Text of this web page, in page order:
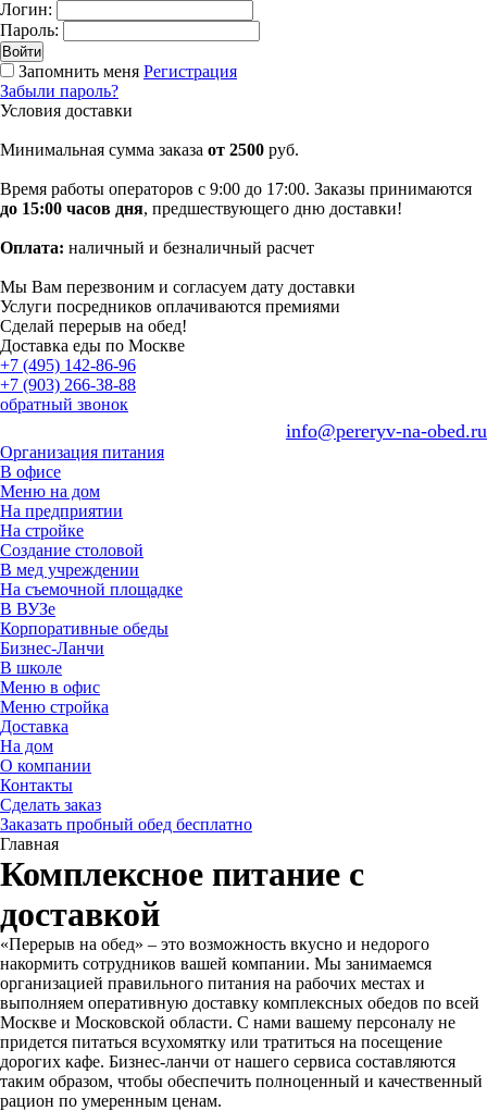
Логин:
Пароль:
Запомнить меня Регистрация
Забыли пароль?
Условия доставки
Минимальная сумма заказа от 2500 руб.
Время работы операторов с 9:00 до 17:00. Заказы принимаются
до 15:00 часов дня, предшествующего дню доставки!
Оплата: наличный и безналичный расчет
Мы Вам перезвоним и согласуем дату доставки
Услуги посредников оплачиваются премиями
Сделай перерыв на обед!
Доставка еды по Москве
+7 (495) 142-86-96
+7 (903) 266-38-88
обратный звонок
info@pereryv-na-obed.ru
Организация питания
В офисе
Меню на дом
На предприятии
На стройке
Создание столовой
В мед учреждении
На съемочной площадке
В ВУЗе
Корпоративные обеды
Бизнес-Ланчи
В школе
Меню в офис
Меню стройка
Доставка
На дом
О компании
Контакты
Сделать заказ
Заказать пробный обед бесплатно
Главная
Комплексное питание с
доставкой
«Перерыв на обед» – это возможность вкусно и недорого
накормить сотрудников вашей компании. Мы занимаемся
организацией правильного питания на рабочих местах и
выполняем оперативную доставку комплексных обедов по всей
Москве и Московской области. С нами вашему персоналу не
придется питаться всухомятку или тратиться на посещение
дорогих кафе. Бизнес-ланчи от нашего сервиса составляются
таким образом, чтобы обеспечить полноценный и качественный
рацион по умеренным ценам.